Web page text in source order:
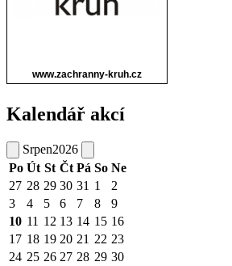
Kalendář akcí
Srpen2026
Po Út St Čt Pá So Ne
27 28 29 30 31 1
2
3
4 5 6 7 8
9
10 11 12 13 14 15 16
17 18 19 20 21 22 23
24 25 26 27 28 29 30